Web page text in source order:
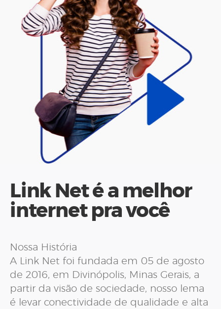
Link Net é a melhor
internet pra você
Nossa História
A Link Net foi fundada em 05 de agosto
de 2016, em Divinópolis, Minas Gerais, a
partir da visão de sociedade, nosso lema
é levar conectividade de qualidade e alta